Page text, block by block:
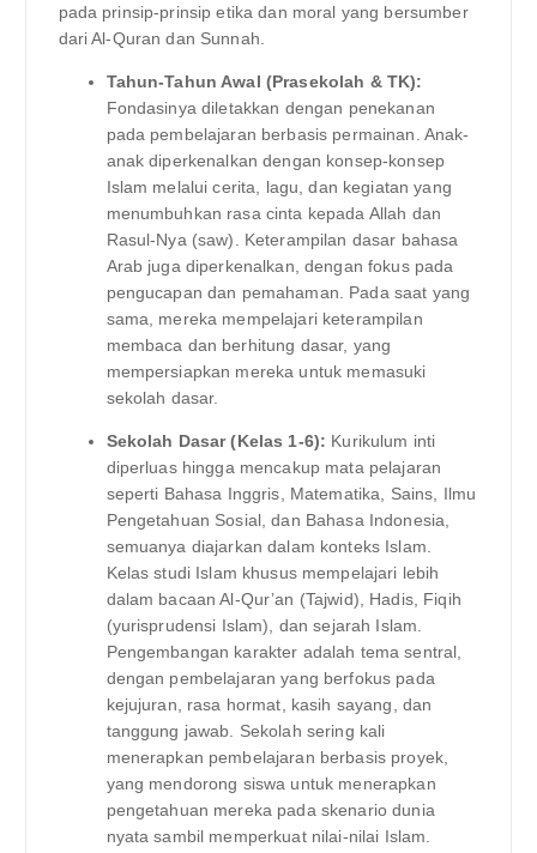
pada prinsip-prinsip etika dan moral yang bersumber
dari Al-Quran dan Sunnah.
Tahun-Tahun Awal (Prasekolah & TK):
Fondasinya diletakkan dengan penekanan
pada pembelajaran berbasis permainan. Anak-
anak diperkenalkan dengan konsep-konsep
Islam melalui cerita, lagu, dan kegiatan yang
menumbuhkan rasa cinta kepada Allah dan
Rasul-Nya (saw). Keterampilan dasar bahasa
Arab juga diperkenalkan, dengan fokus pada
pengucapan dan pemahaman. Pada saat yang
sama, mereka mempelajari keterampilan
membaca dan berhitung dasar, yang
mempersiapkan mereka untuk memasuki
sekolah dasar.
Sekolah Dasar (Kelas 1-6): Kurikulum inti
diperluas hingga mencakup mata pelajaran
seperti Bahasa Inggris, Matematika, Sains, Ilmu
Pengetahuan Sosial, dan Bahasa Indonesia,
semuanya diajarkan dalam konteks Islam.
Kelas studi Islam khusus mempelajari lebih
dalam bacaan Al-Qur’an (Tajwid), Hadis, Fiqih
(yurisprudensi Islam), dan sejarah Islam.
Pengembangan karakter adalah tema sentral,
dengan pembelajaran yang berfokus pada
kejujuran, rasa hormat, kasih sayang, dan
tanggung jawab. Sekolah sering kali
menerapkan pembelajaran berbasis proyek,
yang mendorong siswa untuk menerapkan
pengetahuan mereka pada skenario dunia
nyata sambil memperkuat nilai-nilai Islam.